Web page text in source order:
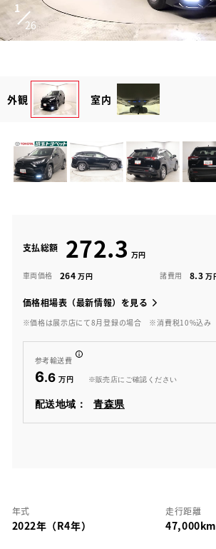
1
26
外観 室内
支払総額 272.3
車両価格 264 諸費用 8.3
価格相場表（最新情報）を見る
※価格は展示店にて8月登録の場合 ※消費税10%込み
参考輸送費
6.6 ※販売店にご確認ください
配送地域： 青森県
年式
2022年（R4年）
走行距離
47,000km